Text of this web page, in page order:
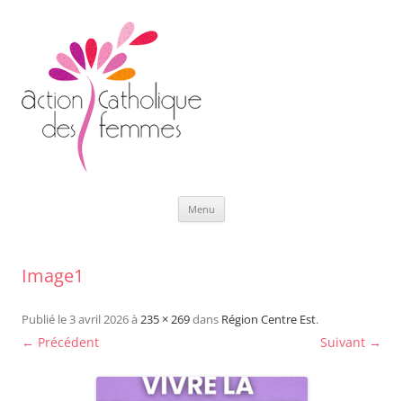
Menu
Image1
Publié le3 avril 2026à 235 × 269dans Région Centre Est.
← Précédent Suivant →